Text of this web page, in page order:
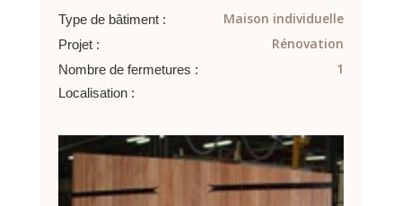
Type de bâtiment : Maison individuelle
Projet : Rénovation
Nombre de fermetures : 1
Localisation :